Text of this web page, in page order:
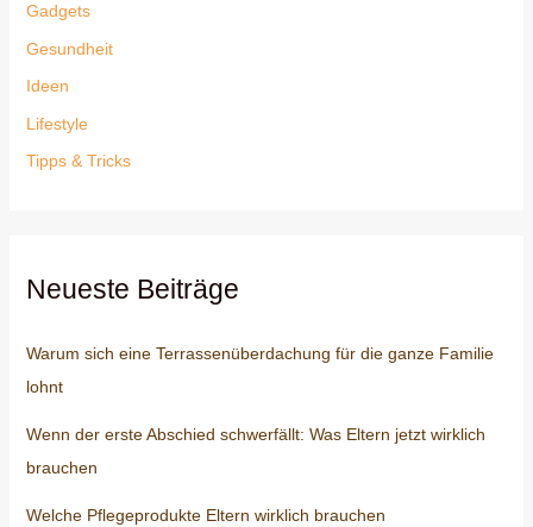
Gadgets
Gesundheit
Ideen
Lifestyle
Tipps & Tricks
Neueste Beiträge
Warum sich eine Terrassenüberdachung für die ganze Familie
lohnt
Wenn der erste Abschied schwerfällt: Was Eltern jetzt wirklich
brauchen
Welche Pflegeprodukte Eltern wirklich brauchen